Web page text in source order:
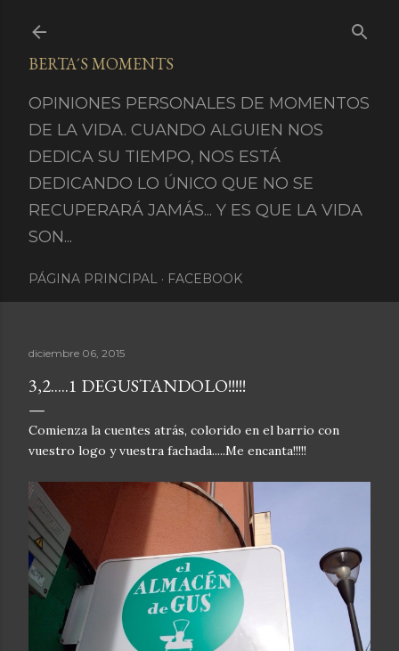
BERTA´S MOMENTS
OPINIONES PERSONALES DE MOMENTOS
DE LA VIDA. CUANDO ALGUIEN NOS
DEDICA SU TIEMPO, NOS ESTÁ
DEDICANDO LO ÚNICO QUE NO SE
RECUPERARÁ JAMÁS... Y ES QUE LA VIDA
SON...
PÁGINA PRINCIPAL FACEBOOK
diciembre 06, 2015
3,2.....1 DEGUSTANDOLO!!!!!
Comienza la cuentes atrás, colorido en el barrio con
vuestro logo y vuestra fachada.....Me encanta!!!!!